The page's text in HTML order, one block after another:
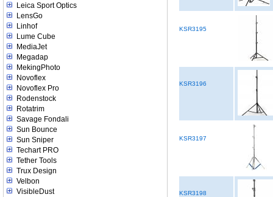
Leica Sport Optics
LensGo
Linhof
Lume Cube
MediaJet
Megadap
MekingPhoto
Novoflex
Novoflex Pro
Rodenstock
Rotatrim
Savage Fondali
Sun Bounce
Sun Sniper
Techart PRO
Tether Tools
Trux Design
Velbon
VisibleDust
KSR3195
KSR3196
KSR3197
KSR3198